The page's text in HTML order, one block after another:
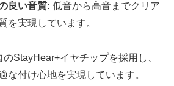
良い音質: 低音から高音までクリア
を実現しています。
のStayHear+イヤチップを採用し、
な付け心地を実現しています。